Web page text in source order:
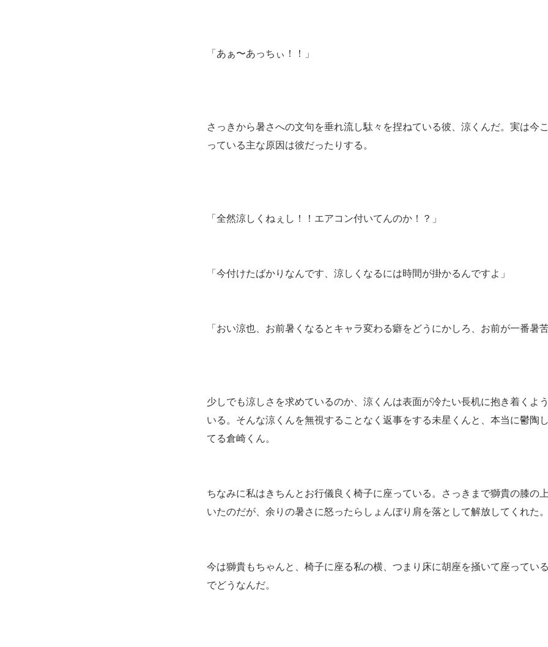
「あぁ〜あっちぃ！！」
さっきから暑さへの文句を垂れ流し駄々を捏ねている彼、涼くんだ。実は今
っている主な原因は彼だったりする。
「全然涼しくねぇし！！エアコン付いてんのか！？」
「今付けたばかりなんです、涼しくなるには時間が掛かるんですよ」
「おい涼也、お前暑くなるとキャラ変わる癖をどうにかしろ、お前が一番暑苦
少しでも涼しさを求めているのか、涼くんは表面が冷たい長机に抱き着くよ
いる。そんな涼くんを無視することなく返事をする未星くんと、本当に鬱陶
てる倉崎くん。
ちなみに私はきちんとお行儀良く椅子に座っている。さっきまで獅貴の膝の
いたのだが、余りの暑さに怒ったらしょんぼり肩を落として解放してくれた。
今は獅貴もちゃんと、椅子に座る私の横、つまり床に胡座を掻いて座ってい
でどうなんだ。